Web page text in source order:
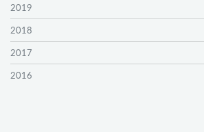
2019
2018
2017
2016